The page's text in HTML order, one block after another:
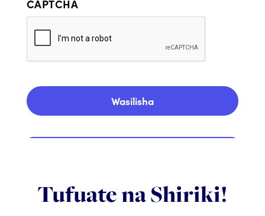
CAPTCHA
Tufuate na Shiriki!